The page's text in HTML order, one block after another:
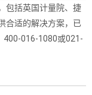
包括英国计量院、捷
合适的解决方案，已
400-016-1080或021-